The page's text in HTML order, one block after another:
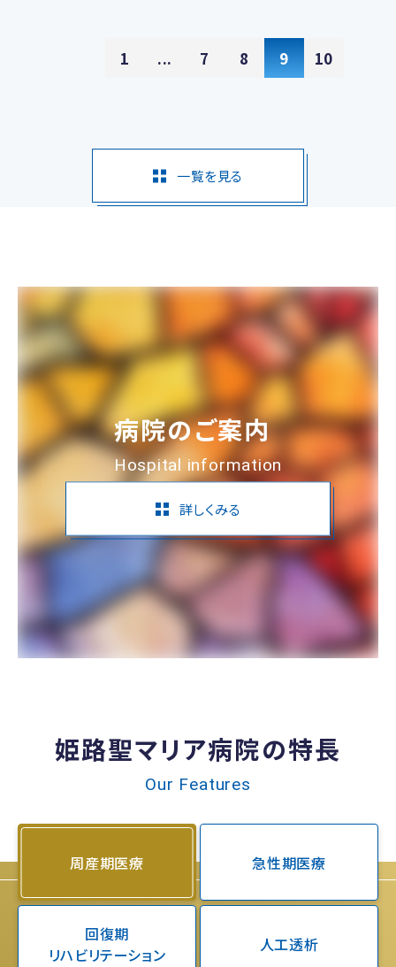
1 ... 7 8 9 10
一覧を見る
病院のご案内
Hospital information
詳しくみる
姫路聖マリア病院の特長
Our Features
周産期医療 急性期医療
回復期
リハビリテーション
人工透析